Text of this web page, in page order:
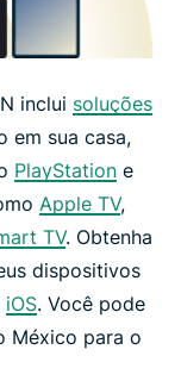
inclui soluções
em sua casa,
PlayStation e
Apple TV,
TV. Obtenha
dispositivos
iOS. Você pode
México para o